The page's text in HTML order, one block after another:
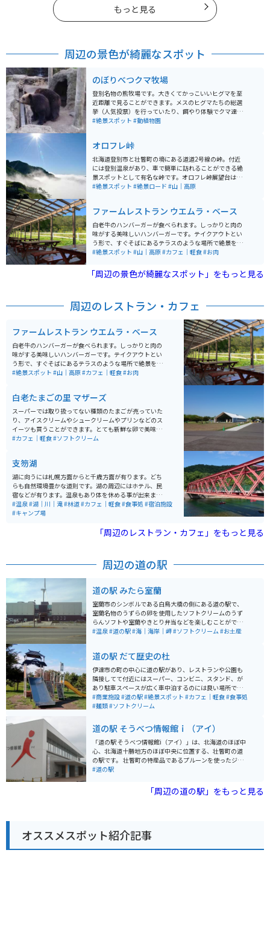
もっと見る
周辺の景色が綺麗なスポット
のぼりべつクマ牧場
登別名物の熊牧場です。大きくてかっこいいヒグマを至
近距離で見ることができます。メスのヒグマたちの総選
挙（人気投票）を行っていたり、餌やり体験でクマ達に
おねだりポーズをされたりとなかなか楽しいスポットで
綺麗で行くまでも楽しいです。
#絶景スポット #動植物園
オロフレ峠
北海道登別市と壮瞥町の境にある道道2号線の峠。付近
には登別温泉があり、車で簡単に訪れることができる絶
景スポットとして有名な峠です。オロフレ峠展望台は現
在と異なる旧道を利用した位置にあり、グネグネとカー
な人が多く訪れる場所でもあります。 登別駅からスター
トすると車で25分ほど、登別温泉からは10分ほど、カル
ルス温泉が峠の入口となっています。洞爺湖温泉を楽し
んだ後、登別温泉へ抜ける通り道でもあるので、気軽に
絶景を楽しむことができます。ただ展望台は冬期閉鎖、
0~9:00)なので注意が必要です。
#絶景スポット #絶景ロード #山｜高原
ファームレストラン ウエムラ・ベース
白老牛のハンバーガーが食べられます。しっかりと肉の
味がする美味しいハンバーガーです。テイクアウトとい
う形で、すぐそばにあるテラスのような場所で絶景を見
ながら食べることができます。混んでいる時は待ち時間
イプのハンモックがあり、大人も子どもものんびり時間
を過ごすことができます。
#絶景スポット #山｜高原#カフェ｜軽食#お肉
「周辺の景色が綺麗なスポット」をもっと見る
周辺のレストラン・カフェ
ファームレストラン ウエムラ・ベース
白老牛のハンバーガーが食べられます。しっかりと肉の
味がする美味しいハンバーガーです。テイクアウトとい
う形で、すぐそばにあるテラスのような場所で絶景を見
ながら食べることができます。混んでいる時は待ち時間
を過ごすことができます。
#絶景スポット #山｜高原#カフェ｜軽食#お肉
白老たまごの里 マザーズ
スーパーでは取り扱ってない種類のたまごが売っていた
り、アイスクリームやシュークリームやプリンなどのス
イーツも買うことができます。とても新鮮な卵で美味し
いです。店の外は広い草原になっており、買ったスイー
#カフェ｜軽食#ソフトクリーム
支笏湖
湖に向うには札幌方面からと千歳方面が有ります。どち
らも自然環境豊かな道則です。湖の周辺にはホテル、民
宿などが有ります。温泉もあり体を休める事が出来ま
す。夏は、キャンプも出来ます。ランチだけでも楽しめ
るお店が数軒有ります。
#温泉#湖｜川｜滝#林道#カフェ｜軽食#食事処 #宿泊施設
#キャンプ場
「周辺のレストラン・カフェ」をもっと見る
周辺の道の駅
道の駅 みたら室蘭
室蘭市のシンボルである白鳥大橋の側にある道の駅で、
室蘭名物のうずらの卵を使用したソフトクリームのうず
らんソフトや室蘭やきとり弁当などを楽しむことができ
ます。隣には室蘭温泉ゆららもあり疲れを癒やすのに最
#温泉#道の駅#海｜海岸｜岬#ソフトクリーム#お土産
道の駅 だて歴史の杜
伊達市の町の中心に道の駅があり、レストランや公園も
隣接してて付近にはスーパー、コンビニ、スタンド、が
あり駐車スペースが広く車中泊するのには良い場所で隣
には交番があるので安心感のある道の駅です。朝は公園
の散歩も楽しめる
#商業施設#道の駅#絶景スポット #カフェ｜軽食#食事処
#麺類#ソフトクリーム
道の駅 そうべつ情報館ｉ（アイ）
「道の駅 そうべつ情報館i（アイ）」は、北海道のほぼ中
心、北海道十勝地方のほぼ中央に位置する、壮瞥町の道
の駅です。 壮瞥町の特産品であるプルーンを使ったジュ
ースやワイン、ジャムなどを販売しており、お土産に最
菜や果物を購入することができます。 レストランでは、
地元食材を使った料理を楽しむことができます。おすす
とができます。 バイクで訪れる場合、駐車場も広く、休
憩場所として最適です。道の駅周辺には、洞爺湖や有珠
山など観光スポットも多いので、ツーリングの拠点とし
#道の駅
「周辺の道の駅」をもっと見る
オススメスポット紹介記事